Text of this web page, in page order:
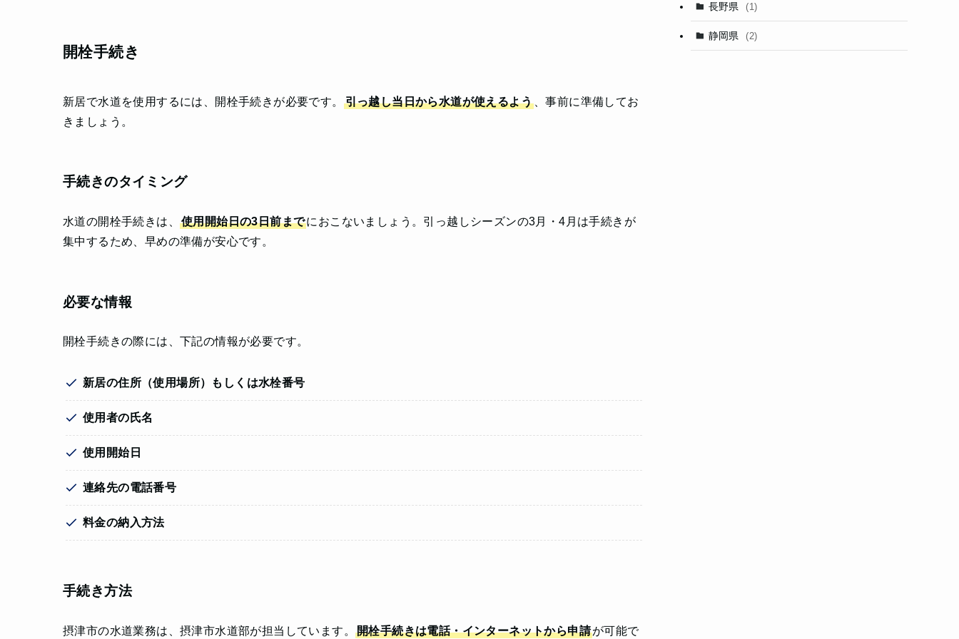
開栓手続き
新居で水道を使用するには、開栓手続きが必要です。 引っ越し当日から水道が使えるよう
、事前に準備してお
きましょう。
手続きのタイミング
水道の開栓手続きは、 使用開始日の3日前までにおこないましょう。引っ越しシーズンの3月・4月は手続きが
集中するため、早めの準備が安心です。
必要な情報
開栓手続きの際には、下記の情報が必要です。
新居の住所（使用場所）もしくは水栓番号
使用者の氏名
使用開始日
連絡先の電話番号
料金の納入方法
手続き方法
摂津市の水道業務は、摂津市水道部が担当しています。 開栓手続きは電話・インターネットから申請が可能で
長野県 (1)
静岡県 (2)